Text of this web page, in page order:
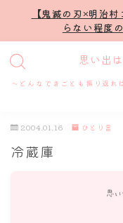
【鬼滅の刃×明治
らない程度
思い出
～どんなできごとも振り返
MENU
プロフィール
2004.01.16 ひとり言
冷蔵庫